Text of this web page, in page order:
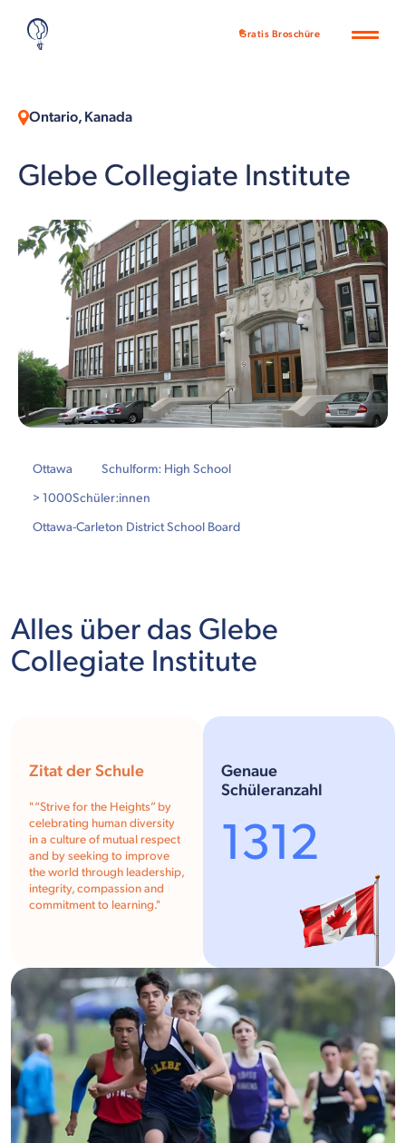
Gratis Broschüre
Ontario, Kanada
Glebe Collegiate Institute
Ottawa
Schulform: High School
> 1000Schüler:innen
Ottawa-Carleton District School Board
Alles über das Glebe
Collegiate Institute
Zitat der Schule
" “Strive for the Heights” by
celebrating human diversity
in a culture of mutual respect
and by seeking to improve
the world through leadership,
integrity, compassion and
commitment to learning."
Genaue
Schüleranzahl
1312